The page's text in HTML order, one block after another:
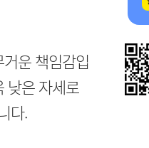
운 책임감입
낮은 자세로
다.